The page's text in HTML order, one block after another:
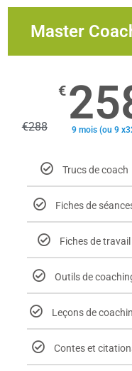
Master
€288
€
9 mois (ou 9
Trucs de coach
Fiches de
Fiches de travail
Outils de
Leçons de
Contes et